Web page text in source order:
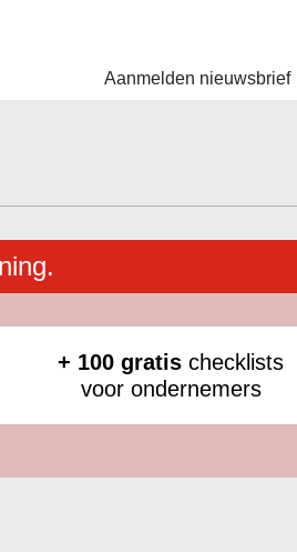
Aanmelden nieuwsbrief|
+ 100 gratis checklists
voor ondernemers